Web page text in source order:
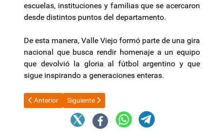
escuelas, instituciones y familias que se acercaron
desde distintos puntos del departamento.
De esta manera, Valle Viejo formó parte de una gira
nacional que busca rendir homenaje a un equipo
que devolvió la gloria al fútbol argentino y que
sigue inspirando a generaciones enteras.
Artículo anterior: Refuerzan la seguridad de Javier Milei en sus
Anterior Artículo siguiente: Pullaro y dos exgobernadores,
Siguiente